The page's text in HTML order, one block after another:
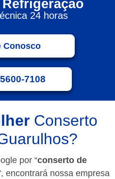
24 horas
Conosco
7108
Conserto
por “conserto de
encontrará nossa empresa